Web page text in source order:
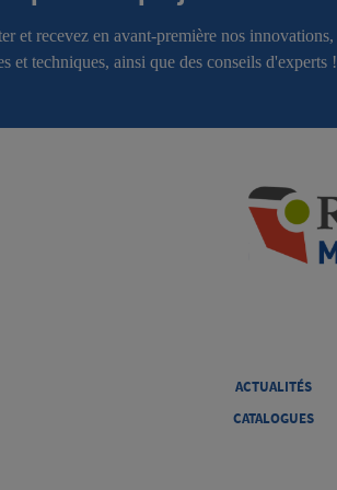
et recevez en avant-première nos innovations,
et techniques, ainsi que des conseils d'experts !
ACTUALITÉS
CATALOGUES